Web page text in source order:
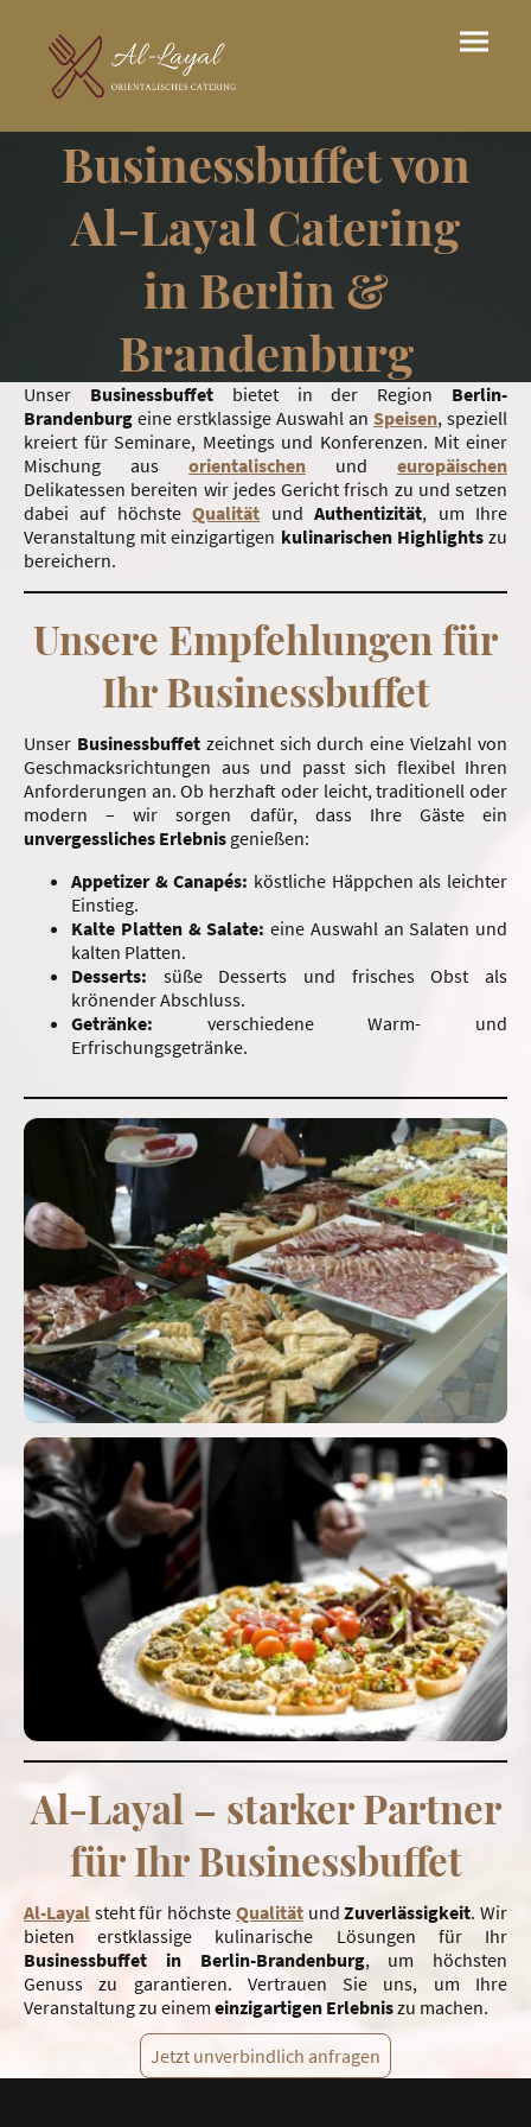
Businessbuffet von
Al-Layal Catering
in Berlin &
Brandenburg
Unser Businessbuffetbietet in der Region Berlin-
Brandenburg eine erstklassige Auswahl an Speisen, speziell
kreiert für Seminare, Meetings und Konferenzen. Mit einer
Mischung aus orientalischen und europäischen
Delikatessen bereiten wir jedes Gericht frisch zu und setzen
dabei auf höchsteQualität undAuthentizität, um Ihre
Veranstaltung mit einzigartigen kulinarischen Highlightszu
bereichern.
Unsere Empfehlungen für
Ihr Businessbuffet
Unser Businessbuffetzeichnet sich durch eine Vielzahl von
Geschmacksrichtungen aus und passt sich flexibel Ihren
Anforderungen an. Ob herzhaft oder leicht, traditionell oder
modern – wir sorgen dafür, dass Ihre Gäste ein
unvergessliches Erlebnis genießen:
Appetizer & Canapés: köstliche Häppchen als leichter
Einstieg.
Kalte Platten & Salate: eine Auswahl an Salaten und
kalten Platten.
Desserts: süße Desserts und frisches Obst als
krönender Abschluss.
Getränke: verschiedene Warm- und
Erfrischungsgetränke.
Al-Layal – starker Partner
für Ihr Businessbuffet
Al-Layal steht für höchste QualitätundZuverlässigkeit. Wir
bieten erstklassige kulinarische Lösungen für Ihr
Businessbuffet in Berlin-Brandenburg, um höchsten
Genuss zu garantieren. Vertrauen Sie uns, um Ihre
Veranstaltung zu einem einzigartigen Erlebniszu machen.
Jetzt unverbindlich anfragen